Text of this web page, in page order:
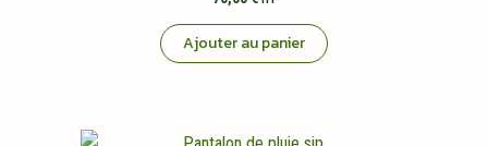
Ajouter au panier